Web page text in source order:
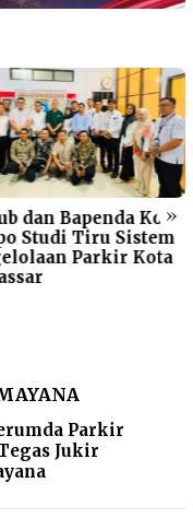
»
dan Bapenda Kota
Studi Tiru Sistem
Parkir Kota
Parkir
Jukir